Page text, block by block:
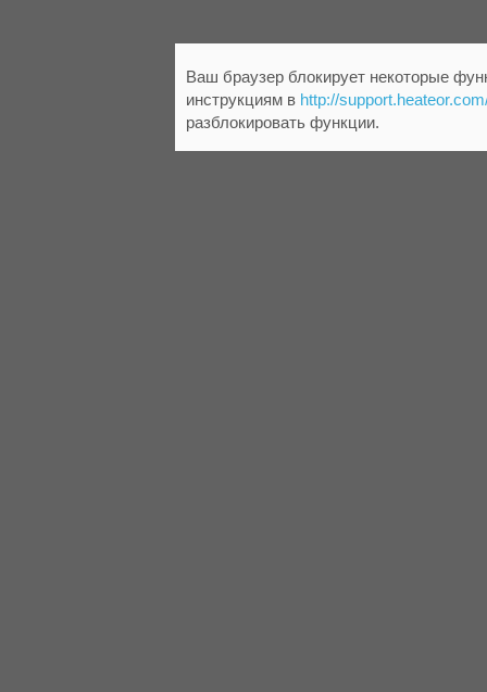
Ваш браузер блокирует некоторые
инструкциям в http://
разблокировать функции.